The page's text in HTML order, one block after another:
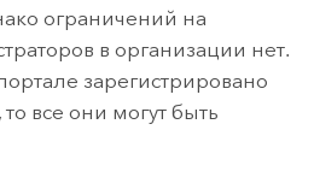
ограничений на
в организации нет.
зарегистрировано
все они могут быть